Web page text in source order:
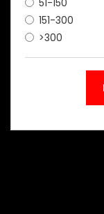
151-300
>300